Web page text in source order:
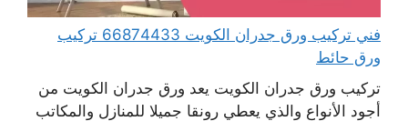
فني تركيب ورق جدران الكويت 66874433 تركيب
ورق حائط
تركيب ورق جدران الكويت يعد ورق جدران الكويت من
أجود الأنواع والذي يعطي رونقا جميلا للمنازل والمكاتب